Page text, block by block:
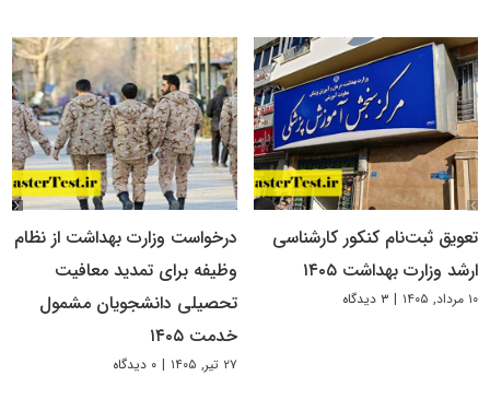
تعویق ثبت‌نام کنکور کارشناسی
ارشد وزارت بهداشت ۱۴۰۵
۱۰ مرداد, ۱۴۰۵ | ۳ دیدگاه
درخواست وزارت بهداشت از نظام
وظیفه برای تمدید معافیت
تحصیلی دانشجویان مشمول
خدمت ۱۴۰۵
۲۷ تیر, ۱۴۰۵ | ۰ دیدگاه